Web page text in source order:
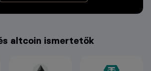
altcoin ismertetők